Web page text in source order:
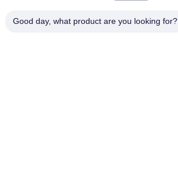
Good day, what product are you looking for?